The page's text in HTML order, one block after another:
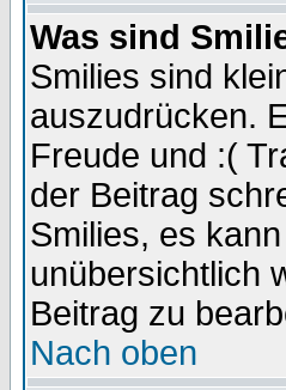
Was sind
Smilies sind
auszudrücken.
Freude und :(
der Beitrag
Smilies, es
unübersichtlich
Beitrag zu
Nach oben